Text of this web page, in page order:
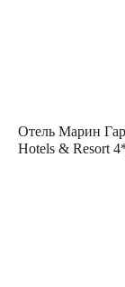
Отель Марин
Hotels & Resort